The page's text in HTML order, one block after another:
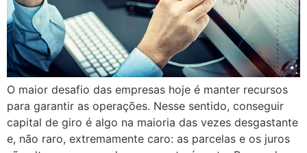
O maior desafio das empresas hoje é manter recursos
para garantir as operações. Nesse sentido, conseguir
capital de giro é algo na maioria das vezes desgastante
e, não raro, extremamente caro: as parcelas e os juros